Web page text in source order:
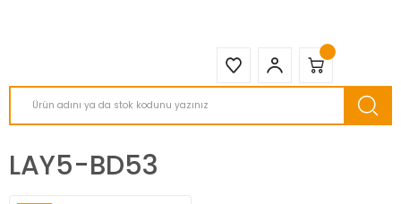
LAY5-BD53